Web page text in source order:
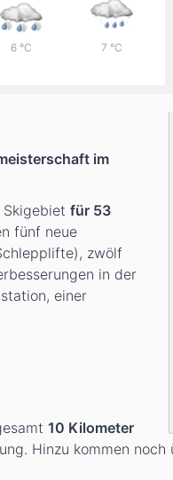
im
für 53
fünf neue
zwölf
in der
einer
10 Kilometer
Hinzu kommen
6 °C 7 °C